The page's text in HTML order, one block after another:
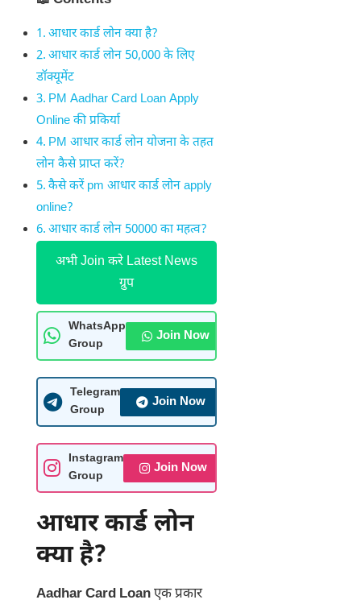
आधार कार्ड लोन क्या है?
आधार कार्ड लोन 50,000 के लिए
डॉक्यूमेंट
PM Aadhar Card Loan Apply
Online की प्रकिर्या
PM आधार कार्ड लोन योजना के तहत
लोन कैसे प्राप्त करें?
कैसे करें pm आधार कार्ड लोन apply
online?
आधार कार्ड लोन 50000 का महत्व?
अभी Join करे Latest News
ग्रुप
WhatsApp
Group
Join Now
Telegram
Group
Join Now
Instagram
Group
Join Now
आधार कार्ड लोन
क्या है?
Aadhar Card Loanएक प्रकार